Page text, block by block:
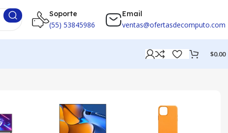
Soporte
(55) 53845986
Email
ventas@ofertasdecomputo.com
$0.00